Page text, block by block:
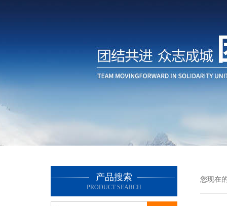
产品搜索
PRODUCT SEARCH
您现在